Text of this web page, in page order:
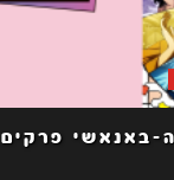
באנאשי פרקים 6-1